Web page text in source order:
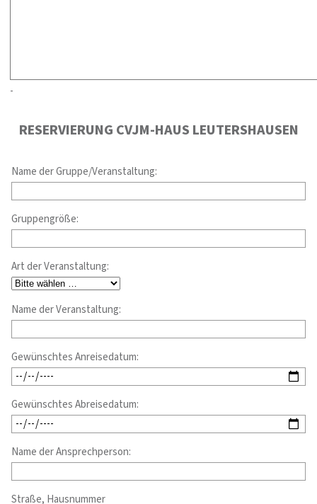
-
RESERVIERUNG CVJM-HAUS LEUTERSHAUSEN
Name der Gruppe/Veranstaltung:
Gruppengröße:
Art der Veranstaltung:
Name der Veranstaltung:
Gewünschtes Anreisedatum:
Gewünschtes Abreisedatum:
Name der Ansprechperson:
Straße, Hausnummer